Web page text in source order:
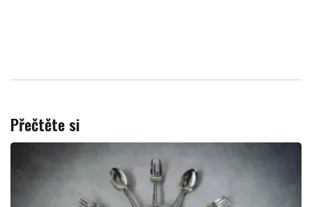
Přečtěte si